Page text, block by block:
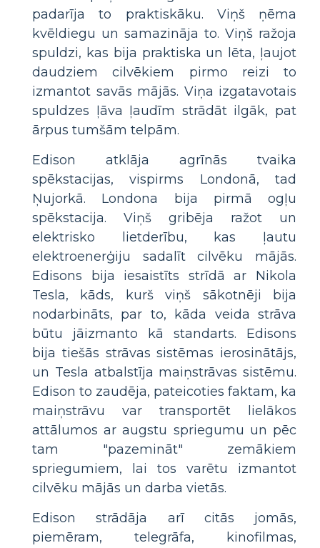
padarīja to praktiskāku. Viņš ņēma
kvēldiegu un samazināja to. Viņš ražoja
spuldzi, kas bija praktiska un lēta, ļaujot
daudziem cilvēkiem pirmo reizi to
izmantot savās mājās. Viņa izgatavotais
spuldzes ļāva ļaudīm strādāt ilgāk, pat
ārpus tumšām telpām.
Edison atklāja agrīnās tvaika
spēkstacijas, vispirms Londonā, tad
Ņujorkā. Londona bija pirmā ogļu
spēkstacija. Viņš gribēja ražot un
elektrisko lietderību, kas ļautu
elektroenerģiju sadalīt cilvēku mājās.
Edisons bija iesaistīts strīdā ar Nikola
Tesla, kāds, kurš viņš sākotnēji bija
nodarbināts, par to, kāda veida strāva
būtu jāizmanto kā standarts. Edisons
bija tiešās strāvas sistēmas ierosinātājs,
un Tesla atbalstīja maiņstrāvas sistēmu.
Edison to zaudēja, pateicoties faktam, ka
maiņstrāvu var transportēt lielākos
attālumos ar augstu spriegumu un pēc
tam "pazemināt" zemākiem
spriegumiem, lai tos varētu izmantot
cilvēku mājās un darba vietās.
Edison strādāja arī citās jomās,
piemēram, telegrāfa, kinofilmas,